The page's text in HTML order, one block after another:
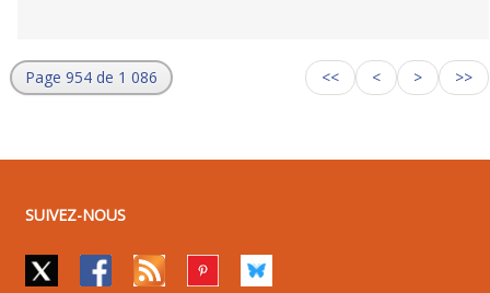
Page 954 de 1 086 << < > >>
SUIVEZ-NOUS